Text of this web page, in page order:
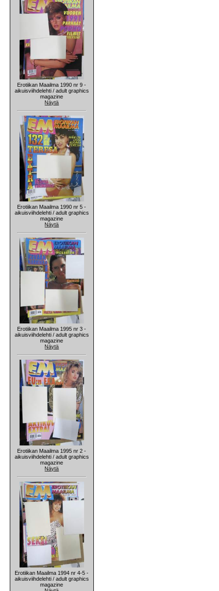
Erotiikan Maailma 1990 nr 9 -
aikuisviihdelehti / adult graphics
magazine
Näytä
Erotiikan Maailma 1990 nr 5 -
aikuisviihdelehti / adult graphics
magazine
Näytä
Erotiikan Maailma 1995 nr 3 -
aikuisviihdelehti / adult graphics
magazine
Näytä
Erotiikan Maailma 1995 nr 2 -
aikuisviihdelehti / adult graphics
magazine
Näytä
Erotiikan Maailma 1994 nr 4-5 -
aikuisviihdelehti / adult graphics
magazine